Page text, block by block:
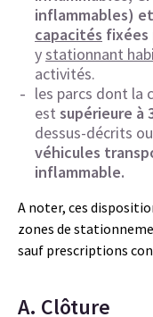
inflammables)
capacités fixées
ystationnant
activités.
les parcs dont la
est supérieure à
dessus-décrits
véhicules
inflammable.
A noter, ces
zones de
sauf prescriptions
A. Clôture